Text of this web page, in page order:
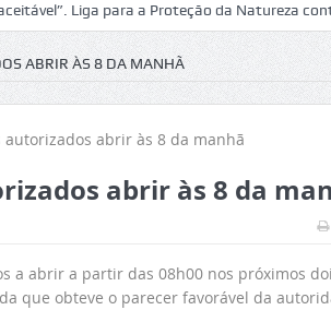
Liga para a Proteção da Natureza contesta
ABRIR ÀS 8 DA MANHÃ
abrir às 8 da
a abrir a partir das 08h00 nos próximos
que obteve o parecer favorável da